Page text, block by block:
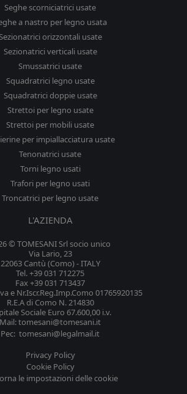
Seghe scorniciatrici usate
a nastro per legno usata
Sezionatrici orizzontali usate
Sezionatrici verticali usate
Smussatrici usate
Squadratrici legno usate
Squadratrici doppie usate
Strettoi per legno usate
Strettoi per mobili usate
per impiallacciatura usate
Tenonatrici usate
Torni legno usati
Trafori per legno usati
Troncatrici per legno usate
L'AZIENDA
© TOMESANI Srl socio unico
Via Lario, 23
22063 Cantù (Como) - ITALY
Tel. +39 031 712275
Fax +39 031 713437
e Nr.Iscr.Reg.Imp.Como 01765920135
R.E.A di Como N. 214830
Sociale Euro 67.600,00 i.v.
Mail: tomesani@tomesani.it
Pec: tomesani@legalmail.it
Privacy Policy
Cookie Policy
le impostazioni delle cookie